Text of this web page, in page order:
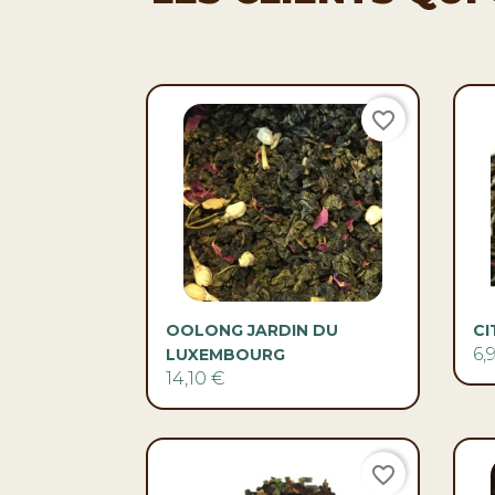
Aperçu rapide
OOLONG JARDIN DU
LUXEMBOURG
14,10 €
favorite_border
favorite_border